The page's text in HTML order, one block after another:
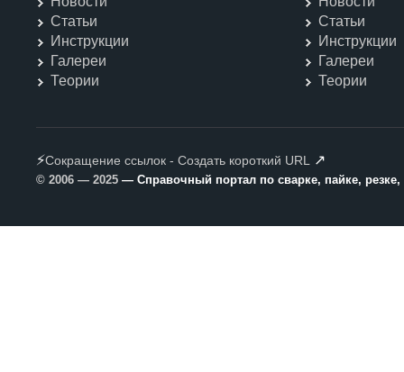
Статьи
Инструкции
Галереи
Теории
Статьи
Инструкции
Галереи
Теории
⚡Сокращение ссылок - Создать короткий URL ↗
© 2006 — 2025 — Справочный портал по сварке, пайке,